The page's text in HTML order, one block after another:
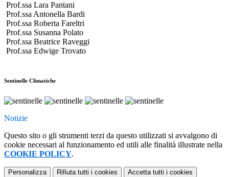
Prof.ssa Lara Pantani
Prof.ssa Antonella Bardi
Prof.ssa Roberta Fareltri
Prof.ssa Susanna Polato
Prof.ssa Beatrice Raveggi
Prof.ssa Edwige Trovato
Sentinelle Climatiche
Notizie
Questo sito o gli strumenti terzi da questo utilizzati si avvalgono di
cookie necessari al funzionamento ed utili alle finalità illustrate nella
COOKIE POLICY.
Personalizza Rifiuta tutti i cookies Accetta tutti i cookies